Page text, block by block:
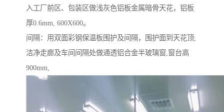
入工厂前区、包装区做浅灰色铝板金属暗骨天花，铝板
厚0.6mm, 600X600。
间隔：用双面彩钢保温板围护及间隔，围护面到天花顶;
洁净走廊及车间间隔处做通透铝合金半玻璃窗,窗台高
900mm,